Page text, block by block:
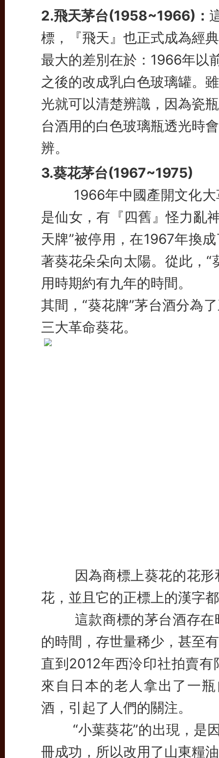
2.飛天茅台(1958~1966)：
標，『飛天』也正式成為經
最大的差別在於：1966年以
之後的改成乳白色玻璃罐。
光就可以清楚辨識，因為瓷
台酒用的白色玻璃瓶透光時
辨。
3.葵花茅台(1967~1975)
1966年中國產開文化大
是仙女，有『四舊』怪力亂
天牌”被停用，在1967年換
著葵花朵朵向太陽。從此，
用時期約有九年的時間。
其間，“葵花牌”茅台酒分為
三大革命葵花。
因為商標上葵花的花形
花，並且它的正標上的漢字
這款商標的茅台酒存在
的時間，存世量稀少，甚至
直到2012年西泠印社拍賣
來自日本的老人拿出了一
酒，引起了人們的關注。
“小葉葵花”的出現，是因
冊成功，所以改用了山東糧